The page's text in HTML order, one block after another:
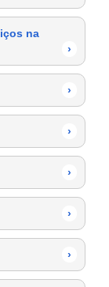
na
›
›
›
›
›
›